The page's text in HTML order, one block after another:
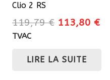
Clio 2 RS
119,79€ Le
était :
113,80 €Le
TVAC
LIRE LA SUITE